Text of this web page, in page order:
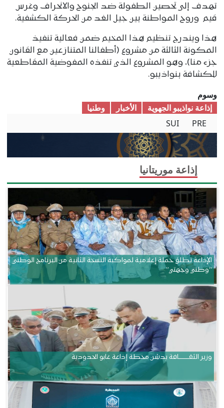
تهدف إلى تحصين الطفولة ضد الجنوح والانحراف وغرس
قيم وروح المواطنة بين جيل الغد من الحركة الكشفية.
هذا ويندرج تنظيم هذا المخيم ضمن فعالية تنفيذ
المكونة الثالثة من مشروع (أطفالنا المتنازعين مع القانون
جزء منا)، وهو المشروع الذي تنفذه المفوضية المقاطعية
للكشافة بنواذيبو.
وسوم
إذاعة نواذيبو الجهوية
الأخبار
وطنیا
PRE
SUI
إذاعة موريتانيا
الإذاعة تطلق حملة إعلامية لمواكبة النسخة الثانية من البرنامج الوطني
“وطني وجهتي”
وزير الثقــــــــــافة يدشن محطة إذاعة غابو الحدودية